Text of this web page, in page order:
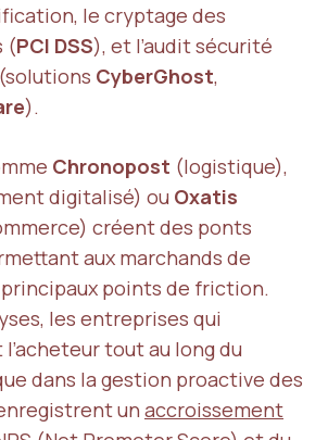
le cryptage des
(PCI DSS), et l’audit sécurité
CyberGhost,
).
Chronopost (logistique),
digitalisé) ou Oxatis
créent des ponts
aux marchands de
points de friction.
les entreprises qui
tout au long du
dans la gestion proactive des
un accroissement